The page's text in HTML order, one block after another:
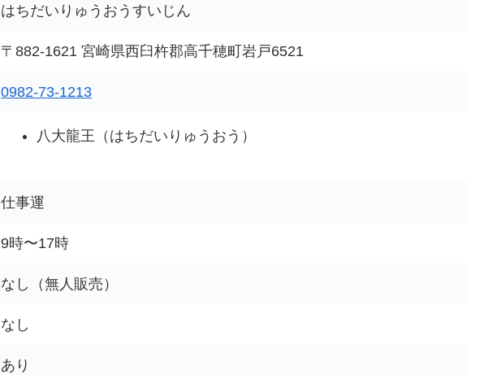
はちだいりゅうおうすいじん
〒882-1621 宮崎県西臼杵郡高千穂町岩戸6521
0982-73-1213
八大龍王（はちだいりゅうおう）
仕事運
9時〜17時
なし（無人販売）
なし
あり